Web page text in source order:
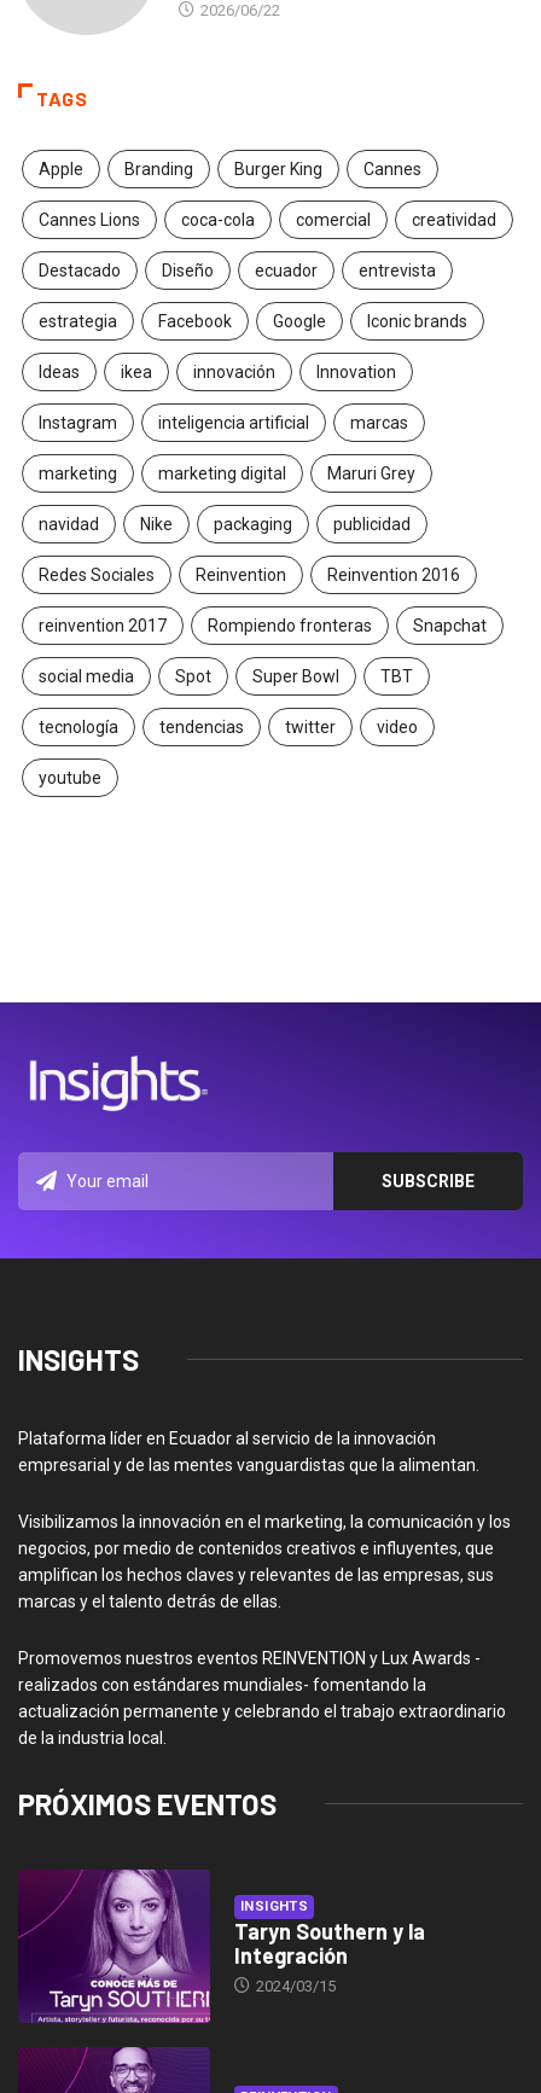
2026/06/22
TAGS
Apple Branding Burger King Cannes
Cannes Lions coca-cola comercial creatividad
Destacado Diseño ecuador entrevista
estrategia Facebook Google Iconic brands
Ideas ikea innovación Innovation
Instagram inteligencia artificial marcas
marketing marketing digital Maruri Grey
navidad Nike packaging publicidad
Redes Sociales Reinvention Reinvention 2016
reinvention 2017 Rompiendo fronteras Snapchat
social media Spot Super Bowl TBT
tecnología tendencias twitter video
youtube
INSIGHTS
Plataforma líder en Ecuador al servicio de la innovación
empresarial y de las mentes vanguardistas que la alimentan.
Visibilizamos la innovación en el marketing, la comunicación y los
negocios, por medio de contenidos creativos e influyentes, que
amplifican los hechos claves y relevantes de las empresas, sus
marcas y el talento detrás de ellas.
Promovemos nuestros eventos REINVENTION y Lux Awards -
realizados con estándares mundiales- fomentando la
actualización permanente y celebrando el trabajo extraordinario
de la industria local.
PRÓXIMOS EVENTOS
INSIGHTS
Taryn Southern y la
Integración
2024/03/15